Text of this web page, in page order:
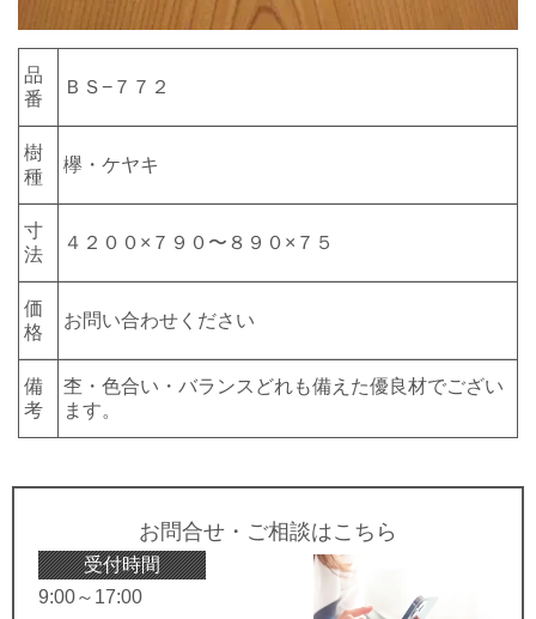
品
番
ＢＳ−７７２
樹
種
欅・ケヤキ
寸
法
４２００×７９０〜８９０×７５
価
格
お問い合わせください
備
考
杢・色合い・バランスどれも備えた優良材でござい
ます。
お問合せ・ご相談はこちら
受付時間
9:00～17:00